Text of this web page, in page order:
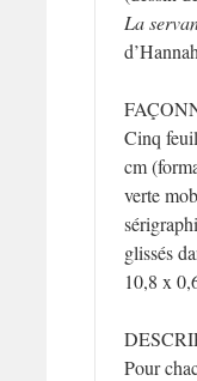
La
Cinq
cm
verte
glissés
10,8 x
Pour